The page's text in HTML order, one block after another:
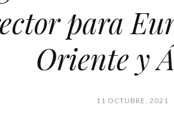
para
Oriente y
11 OCTUBRE, 2021